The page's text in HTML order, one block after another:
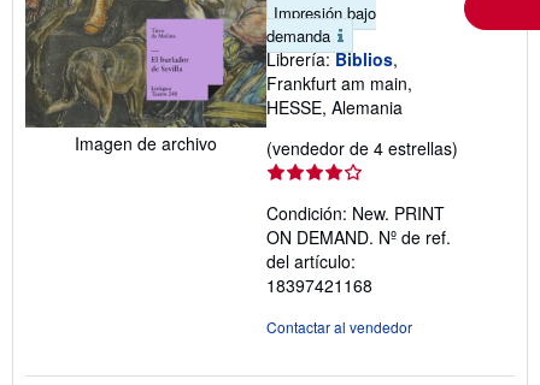
Imagen de archivo
Impresión bajo
demanda
Librería: Biblios,
Frankfurt am main,
HESSE, Alemania
(vendedor de 4 estrellas)
Condición: New. PRINT
ON DEMAND. Nº de ref.
del artículo:
18397421168
Contactar al vendedor